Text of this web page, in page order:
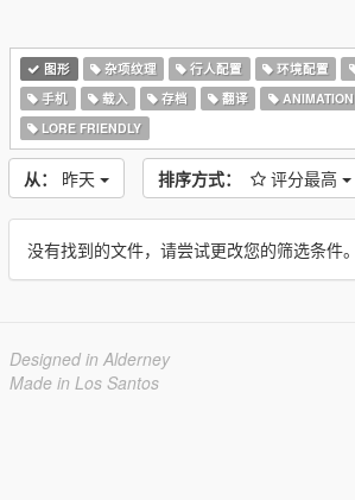
图形 杂项纹理 行人配置 环境配置
手机
载入 存档 翻译 ANIMATION
LORE FRIENDLY
从： 昨天 排序方式： 评分最高
没有找到的文件，请尝试更改您的筛选条件。
Designed in Alderney
Made in Los Santos